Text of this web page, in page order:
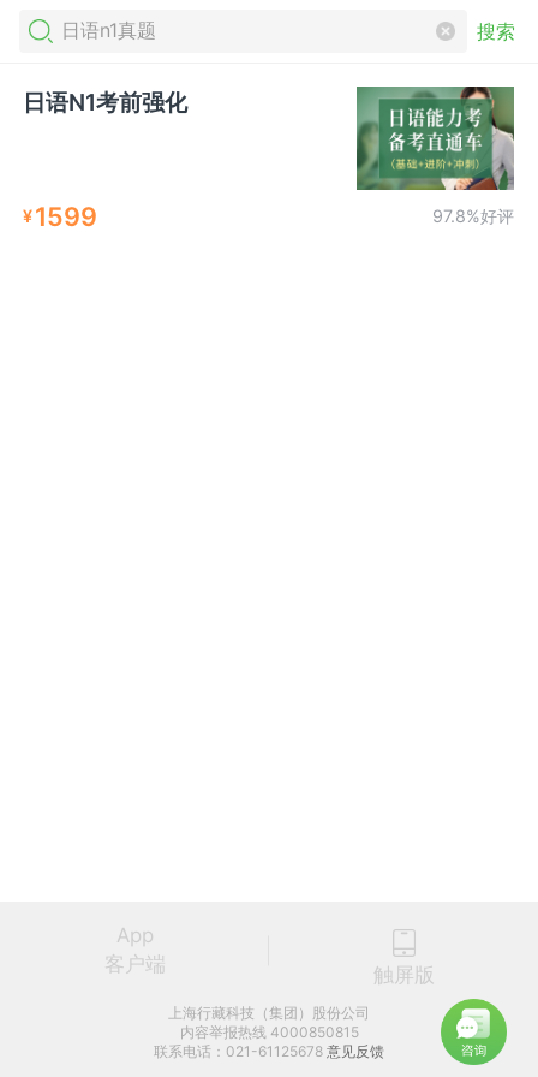
搜索
日语N1考前强化
¥1599 97.8%好评
App
客户端
触屏版
上海行藏科技（集团）股份公司
内容举报热线 4000850815
联系电话：021-61125678 意见反馈